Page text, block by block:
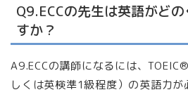
Q9.ECCの先生は英語がど
すか？
A9.ECCの講師になるには、
しくは英検準1級程度）の英語力が